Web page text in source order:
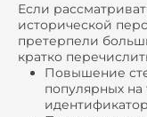
Если
исторической
претерпели
кратко
Повышение
популярных на